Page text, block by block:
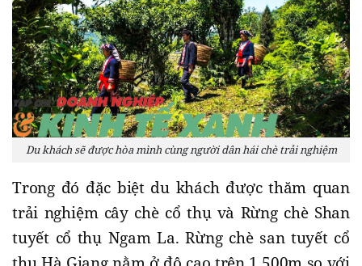
Du khách sẽ được hòa mình cùng người dân hái chè trải nghiệm
Trong đó đặc biệt du khách được thăm quan
trải nghiệm cây chè cổ thụ và Rừng chè Shan
tuyết cổ thụ Ngam La. Rừng chè san tuyết cổ